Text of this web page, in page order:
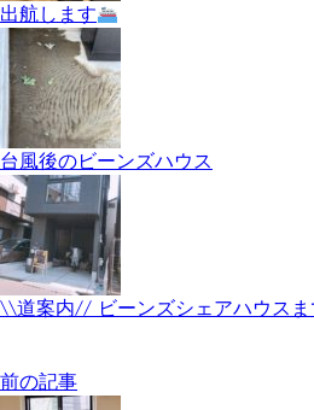
出航します
台風後のビーンズハウス
\\道案内// ビーンズシェアハウスま
前の記事